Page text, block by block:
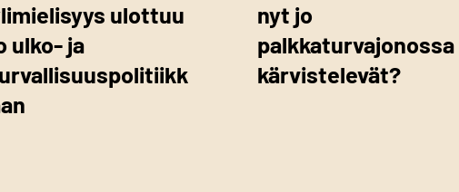
ulottuu
ulko- ja
nyt jo
palkkaturvajonossa
kärvistelevät?